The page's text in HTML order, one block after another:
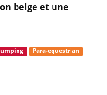
belge et une
Para-equestrian